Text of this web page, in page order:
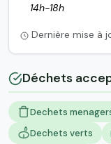
14h-18h
Dernière mise à
Déchets
Dechets
Dechets verts